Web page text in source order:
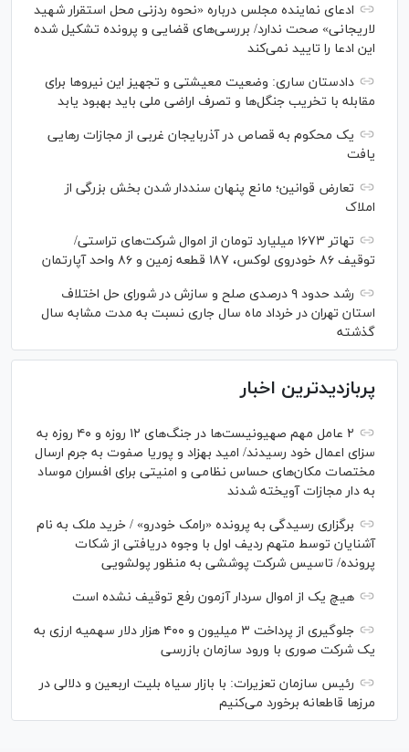
ادعای نماینده مجلس درباره «نحوه ردزنی محل استقرار شهید
لاریجانی» صحت ندارد/ بررسی‌های قضایی و پرونده تشکیل شده
این ادعا را تایید نمی‌کند
دادستان ساری: وضعیت معیشتی و تجهیز این نیرو‌ها برای
مقابله با تخریب جنگل‌ها و تصرف اراضی ملی باید بهبود یابد
یک محکوم به قصاص در آذربایجان‌ غربی از مجازات رهایی
یافت
تعارض قوانین؛ مانع پنهان سنددار شدن بخش بزرگی از
املاک
تهاتر ۱۶۷۳ میلیارد تومان از اموال شرکت‌های تراستی/
توقیف ۸۶ خودروی لوکس، ۱۸۷ قطعه زمین و ۸۶ واحد آپارتمان
رشد حدود ۹ درصدی صلح و سازش در شورای حل اختلاف
استان تهران در خرداد ماه سال جاری نسبت به مدت مشابه سال
گذشته
پربازدیدترین اخبار
۲ عامل مهم صهیونیست‌ها در جنگ‌های ۱۲ روزه و ۴۰ روزه به
سزای اعمال خود رسیدند/ امید بهزاد و پوریا صفوت به جرم ارسال
مختصات مکان‌های حساس نظامی و امنیتی برای افسران موساد
به دار مجازات آویخته شدند
برگزاری رسیدگی به پرونده «رامک خودرو» / خرید ملک به نام
آشنایان توسط متهم ردیف اول با وجوه دریافتی از شکات
پرونده/ تاسیس شرکت پوششی به منظور پولشویی
هیچ یک از اموال سردار آزمون رفع توقیف نشده است
جلوگیری از پرداخت ۳ میلیون و ۴۰۰ هزار دلار سهمیه ارزی به
یک شرکت صوری با ورود سازمان بازرسی
رئیس سازمان تعزیرات: با بازار سیاه بلیت اربعین و دلالی در
مرز‌ها قاطعانه برخورد می‌کنیم